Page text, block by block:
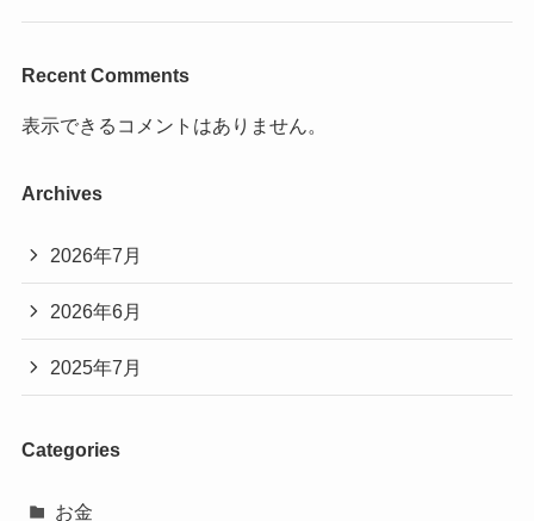
Recent Comments
表示できるコメントはありません。
Archives
2026年7月
2026年6月
2025年7月
Categories
お金